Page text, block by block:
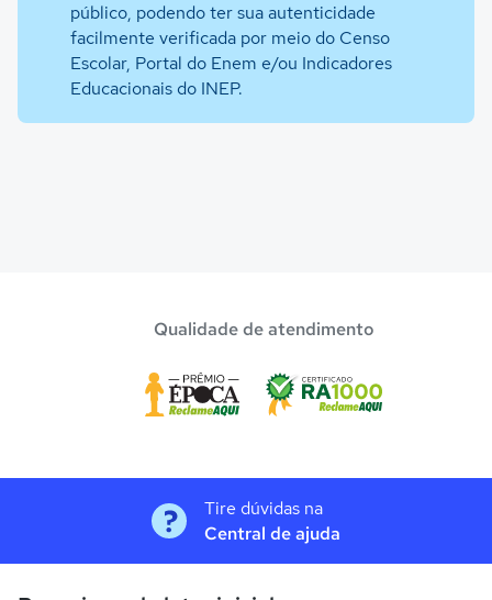
público, podendo ter sua autenticidade
facilmente verificada por meio do Censo
Escolar, Portal do Enem e/ou Indicadores
Educacionais do INEP.
Qualidade de atendimento
Tire dúvidas na
Central de ajuda